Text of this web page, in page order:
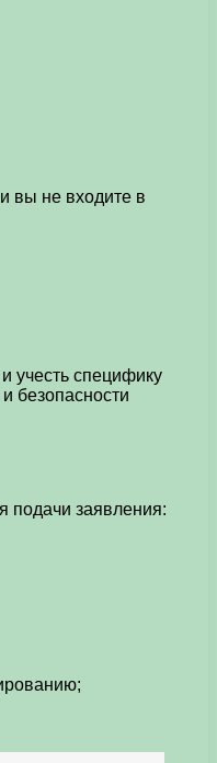
вы не входите в
учесть специфику
безопасности
подачи заявления: